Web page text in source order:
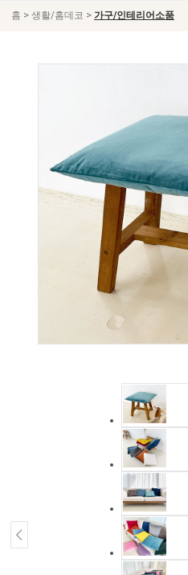
홈 > 생활/홈데코 > 가구/인테리어소품